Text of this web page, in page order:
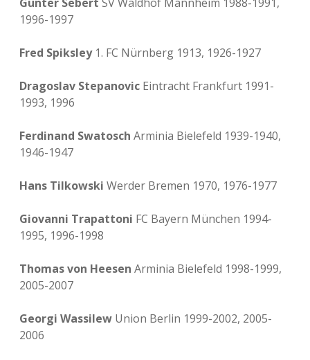
1996-1997
Fred Spiksley1. FC Nürnberg 1913, 1926-1927
Dragoslav Stepanovic Eintracht Frankfurt 1991-
1993, 1996
Ferdinand Swatosch Arminia Bielefeld 1939-1940,
1946-1947
Hans Tilkowski Werder Bremen 1970, 1976-1977
Giovanni Trapattoni FC Bayern München 1994-
1995, 1996-1998
Thomas von Heesen Arminia Bielefeld 1998-1999,
2005-2007
Georgi Wassilew Union Berlin 1999-2002, 2005-
2006